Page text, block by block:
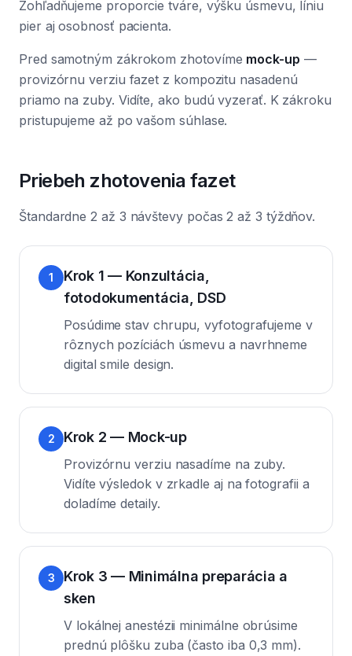
Zohľadňujeme proporcie tváre, výšku úsmevu, líniu
pier aj osobnosť pacienta.
Pred samotným zákrokom zhotovíme mock-up —
provizórnu verziu fazet z kompozitu nasadenú
priamo na zuby. Vidíte, ako budú vyzerať. K zákroku
pristupujeme až po vašom súhlase.
Priebeh zhotovenia fazet
Štandardne 2 až 3 návštevy počas 2 až 3 týždňov.
1
Krok 1 — Konzultácia,
fotodokumentácia, DSD
Posúdime stav chrupu, vyfotografujeme v
rôznych pozíciách úsmevu a navrhneme
digital smile design.
2 Krok 2 — Mock-up
Provizórnu verziu nasadíme na zuby.
Vidíte výsledok v zrkadle aj na fotografii a
doladíme detaily.
3
Krok 3 — Minimálna preparácia a
sken
V lokálnej anestézii minimálne obrúsime
prednú plôšku zuba (často iba 0,3 mm).